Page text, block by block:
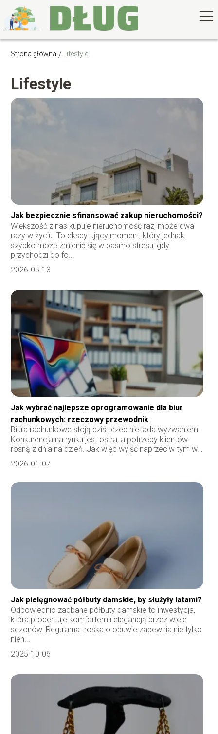
Strona główna / Lifestyle
Lifestyle
Jak bezpiecznie sfinansować zakup nieruchomości?
Większość z nas kupuje nieruchomość raz, może dwa
razy w życiu. To ekscytujący moment, który jednak
szybko może zmienić się w pasmo stresu, gdy
przychodzi do fo...
2026-05-13
Jak wybrać najlepsze oprogramowanie dla biur
rachunkowych: rzeczowy przewodnik
Biura rachunkowe stoją dziś przed nie lada wyzwaniem.
Konkurencja na rynku jest ostra, a potrzeby klientów
rosną z dnia na dzień. Jak więc wyjść naprzeciw tym w...
2026-01-07
Jak pielęgnować półbuty damskie, by służyły latami?
Odpowiednio zadbane półbuty damskie to inwestycja,
która procentuje komfortem i elegancją przez wiele
sezonów. Regularna troska o obuwie zapewnia nie tylko
nien...
2025-10-06